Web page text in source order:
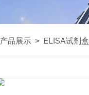
产品展示 > ELISA试剂盒